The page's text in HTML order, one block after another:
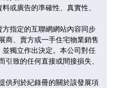
呎
萬
A3
308呎
或廣告的準確性、真實性、
指定的互聯網網站內容同步
商、賣方或一手住宅物業銷售
獨立作出決定。本公司對任
引致的任何直接或間接損失、
供列於紀錄冊的關於該發展項